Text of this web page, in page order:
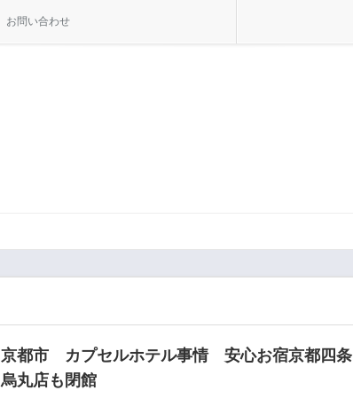
お問い合わせ
京都市 カプセルホテル事情 安心お宿京都四条
烏丸店も閉館